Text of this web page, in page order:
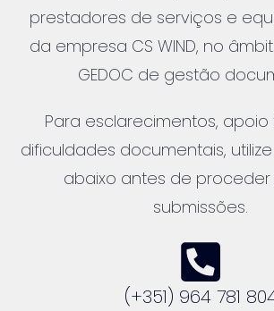
prestadores de serviços e
da empresa CS WIND, no
GEDOC de gestão
Para esclarecimentos,
dificuldades documentais,
abaixo antes de
submissões.
(+351) 964 781